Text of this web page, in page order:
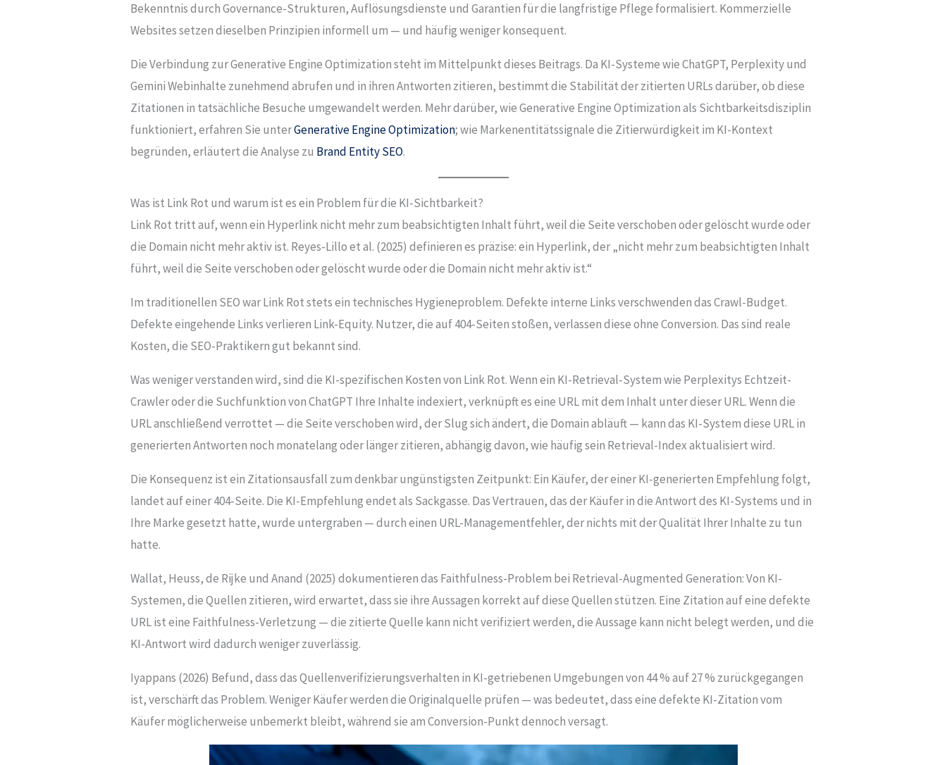
Bekenntnis durch Governance-Strukturen, Auflösungsdienste und Garantien für die langfristige Pflege formalisiert. Kommerzielle
Websites setzen dieselben Prinzipien informell um — und häufig weniger konsequent.
Die Verbindung zur Generative Engine Optimization steht im Mittelpunkt dieses Beitrags. Da KI-Systeme wie ChatGPT, Perplexity und
Gemini Webinhalte zunehmend abrufen und in ihren Antworten zitieren, bestimmt die Stabilität der zitierten URLs darüber, ob diese
Zitationen in tatsächliche Besuche umgewandelt werden. Mehr darüber, wie Generative Engine Optimization als Sichtbarkeitsdisziplin
funktioniert, erfahren Sie unterGenerative Engine Optimization; wie Markenentitätssignale die Zitierwürdigkeit im KI-Kontext
begründen, erläutert die Analyse zu Brand Entity SEO.
Was ist Link Rot und warum ist es ein Problem für die KI-Sichtbarkeit?
Link Rot tritt auf, wenn ein Hyperlink nicht mehr zum beabsichtigten Inhalt führt, weil die Seite verschoben oder gelöscht wurde oder
die Domain nicht mehr aktiv ist. Reyes-Lillo et al. (2025) definieren es präzise: ein Hyperlink, der „nicht mehr zum beabsichtigten Inhalt
führt, weil die Seite verschoben oder gelöscht wurde oder die Domain nicht mehr aktiv ist.“
Im traditionellen SEO war Link Rot stets ein technisches Hygieneproblem. Defekte interne Links verschwenden das Crawl-Budget.
Defekte eingehende Links verlieren Link-Equity. Nutzer, die auf 404-Seiten stoßen, verlassen diese ohne Conversion. Das sind reale
Kosten, die SEO-Praktikern gut bekannt sind.
Was weniger verstanden wird, sind die KI-spezifischen Kosten von Link Rot. Wenn ein KI-Retrieval-System wie Perplexitys Echtzeit-
Crawler oder die Suchfunktion von ChatGPT Ihre Inhalte indexiert, verknüpft es eine URL mit dem Inhalt unter dieser URL. Wenn die
URL anschließend verrottet — die Seite verschoben wird, der Slug sich ändert, die Domain abläuft — kann das KI-System diese URL in
generierten Antworten noch monatelang oder länger zitieren, abhängig davon, wie häufig sein Retrieval-Index aktualisiert wird.
Die Konsequenz ist ein Zitationsausfall zum denkbar ungünstigsten Zeitpunkt: Ein Käufer, der einer KI-generierten Empfehlung folgt,
landet auf einer 404-Seite. Die KI-Empfehlung endet als Sackgasse. Das Vertrauen, das der Käufer in die Antwort des KI-Systems und in
Ihre Marke gesetzt hatte, wurde untergraben — durch einen URL-Managementfehler, der nichts mit der Qualität Ihrer Inhalte zu tun
hatte.
Wallat, Heuss, de Rijke und Anand (2025) dokumentieren das Faithfulness-Problem bei Retrieval-Augmented Generation: Von KI-
Systemen, die Quellen zitieren, wird erwartet, dass sie ihre Aussagen korrekt auf diese Quellen stützen. Eine Zitation auf eine defekte
URL ist eine Faithfulness-Verletzung — die zitierte Quelle kann nicht verifiziert werden, die Aussage kann nicht belegt werden, und die
KI-Antwort wird dadurch weniger zuverlässig.
Iyappans (2026) Befund, dass das Quellenverifizierungsverhalten in KI-getriebenen Umgebungen von 44 % auf 27 % zurückgegangen
ist, verschärft das Problem. Weniger Käufer werden die Originalquelle prüfen — was bedeutet, dass eine defekte KI-Zitation vom
Käufer möglicherweise unbemerkt bleibt, während sie am Conversion-Punkt dennoch versagt.